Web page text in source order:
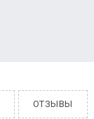
ОТЗЫВЫ